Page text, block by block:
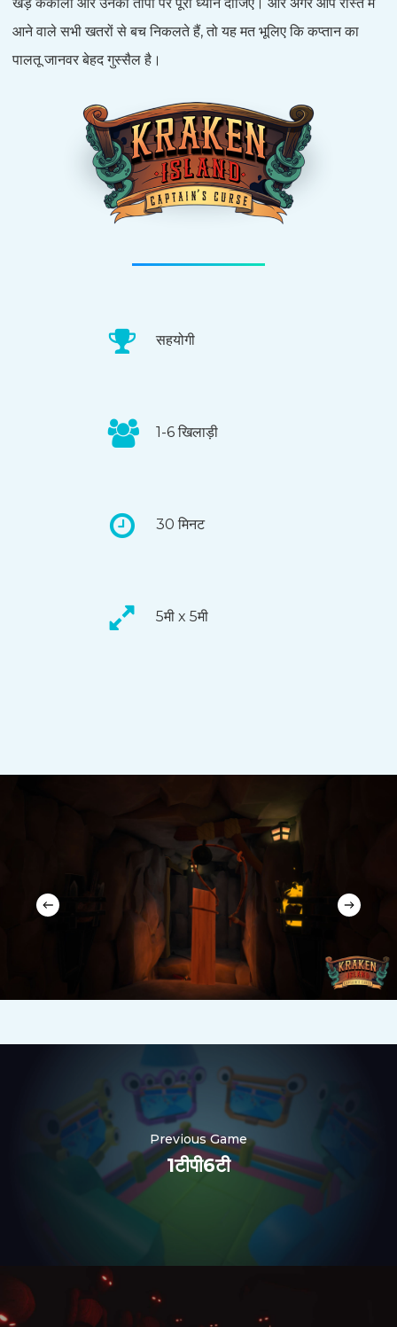
सहयोगी
1-6 खिलाड़ी
30 मिनट
5मी x 5मी
खड़े कंकालों और उनकी तोपों पर पूरा ध्यान दीजिए। और अगर आप रास्ते में
आने वाले सभी खतरों से बच निकलते हैं, तो यह मत भूलिए कि कप्तान का
पालतू जानवर बेहद गुस्सैल है।
Previous Game
1टीपी6टी